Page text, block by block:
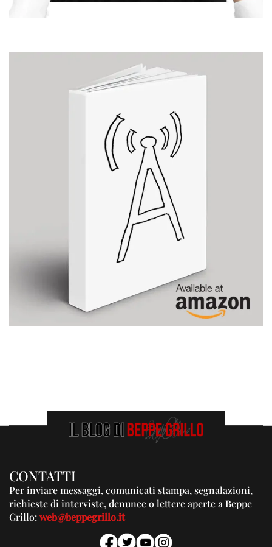
CONTATTI
Per inviare messaggi, comunicati stampa, segnalazioni,
richieste di interviste, denunce o lettere aperte a Beppe
Grillo:web@beppegrillo.it